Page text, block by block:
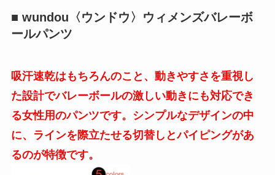
■ wundou〈ウンドウ〉ウィメンズバレーボ
ールパンツ
吸汗速乾はもちろんのこと、動きやすさを重視し
た設計でバレーボールの激しい動きにも対応でき
る女性用のパンツです。シンプルなデザインの中
に、ラインを際立たせる切替しとパイピングがあ
るのが特徴です。